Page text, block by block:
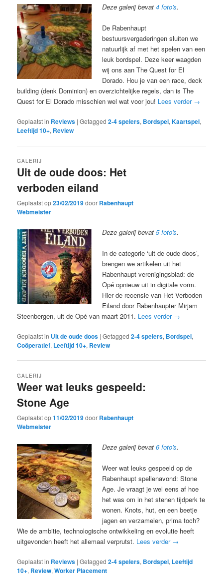
Deze galerij bevat4 foto's.
De Rabenhaupt
bestuursvergaderingen sluiten we
natuurlijk af met het spelen van een
leuk bordspel. Deze keer waagden
wij ons aan The Quest for El
Dorado. Hou je van een race, deck
building (denk Dominion) en overzichtelijke regels, dan is The
Quest for El Dorado misschien wel wat voor jou! Lees verder →
Geplaatst in Reviews |Getagged 2-4 spelers, Bordspel,Kaartspel,
Leeftijd 10+, Review
Uit de oude doos: Het
verboden eiland
GALERIJ
Geplaatst op23/02/2019door Rabenhaupt
Webmeister
Deze galerij bevat5 foto's.
In de categorie ‘uit de oude doos’,
brengen we artikelen uit het
Rabenhaupt verenigingsblad: de
Opé opnieuw uit in digitale vorm.
Hier de recensie van Het Verboden
Eiland door Rabenhaupter Mirjam
Steenbergen, uit de Opé van maart 2011. Lees verder →
Geplaatst in Uit de oude doos |Getagged 2-4 spelers, Bordspel,
Coöperatief, Leeftijd 10+, Review
Weer wat leuks gespeeld:
Stone Age
GALERIJ
Geplaatst op11/02/2019door Rabenhaupt
Webmeister
Deze galerij bevat6 foto's.
Weer wat leuks gespeeld op de
Rabenhaupt spellenavond: Stone
Age. Je vraagt je wel eens af hoe
het was om in het stenen tijdperk te
wonen. Knots, hut, en een beetje
jagen en verzamelen, prima toch?
Wie de ambitie, technologische ontwikkeling en evolutie heeft
uitgevonden heeft het allemaal verprutst. Lees verder →
Geplaatst in Reviews |Getagged 2-4 spelers, Bordspel, Leeftijd
10+, Review,Worker Placement